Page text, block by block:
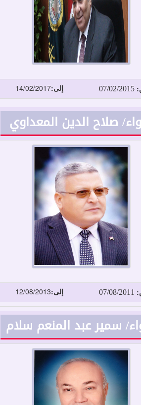
07/02/2015 إلى:14/02/2017
صلاح الدين المعداوي
07/08/2011 إلى:12/08/2013
سمير عبد المنعم سلام